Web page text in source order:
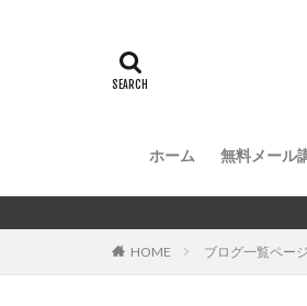
ホーム 無料メール
HOME ブログ一覧ページ